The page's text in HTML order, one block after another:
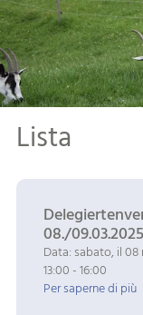
Lista
08./09.03.2025
Data: sabato, il
13:00 - 16:00
Per saperne di più